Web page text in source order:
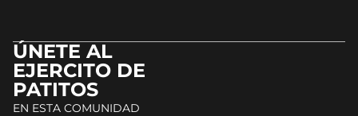
ÚNETE AL
EJERCITO DE
PATITOS
EN ESTA COMUNIDAD